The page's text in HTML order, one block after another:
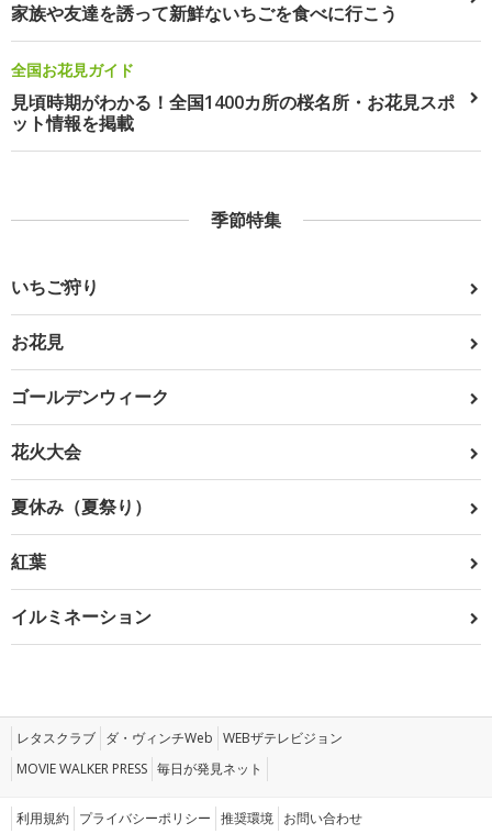
家族や友達を誘って新鮮ないちごを食べに行こう
全国お花見ガイド
見頃時期がわかる！全国1400カ所の桜名所・お花見スポ
ット情報を掲載
季節特集
いちご狩り
お花見
ゴールデンウィーク
花火大会
夏休み（夏祭り）
紅葉
イルミネーション
レタスクラブ ダ・ヴィンチWeb WEBザテレビジョン
MOVIE WALKER PRESS 毎日が発見ネット
利用規約 プライバシーポリシー 推奨環境 お問い合わせ